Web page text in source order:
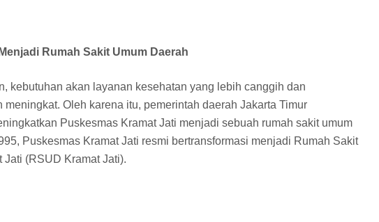
Rumah Sakit Umum Daerah
kebutuhan akan layanan kesehatan yang lebih canggih dan
meningkat. Oleh karena itu, pemerintah daerah Jakarta Timur
Puskesmas Kramat Jati menjadi sebuah rumah sakit umum
Puskesmas Kramat Jati resmi bertransformasi menjadi Rumah Sakit
Jati (RSUD Kramat Jati).